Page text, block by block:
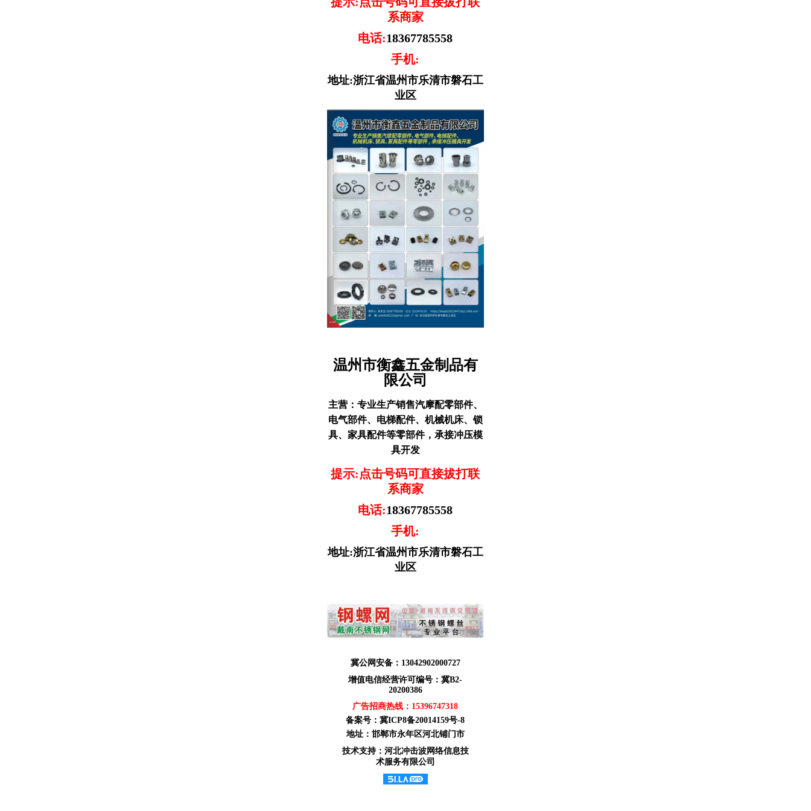
系商家
电话:18367785558
手机:
地址:浙江省温州市乐清市磐石工
业区
温州市衡鑫五金制品有
限公司
主营： 专业生产销售汽摩配零部件、
电气部件、电梯配件、机械机床、锁
具、家具配件等零部件，承接冲压模
具开发
提示:点击号码可直接拔打联
系商家
电话:18367785558
手机:
地址:浙江省温州市乐清市磐石工
业区
冀公网安备：13042902000727
增值电信经营许可编号：冀B2-
20200386
广告招商热线： 15396747318
备案号：冀ICP8备20014159号-8
地址：邯郸市永年区河北铺门市
技术支持：河北冲击波网络信息技
术服务有限公司